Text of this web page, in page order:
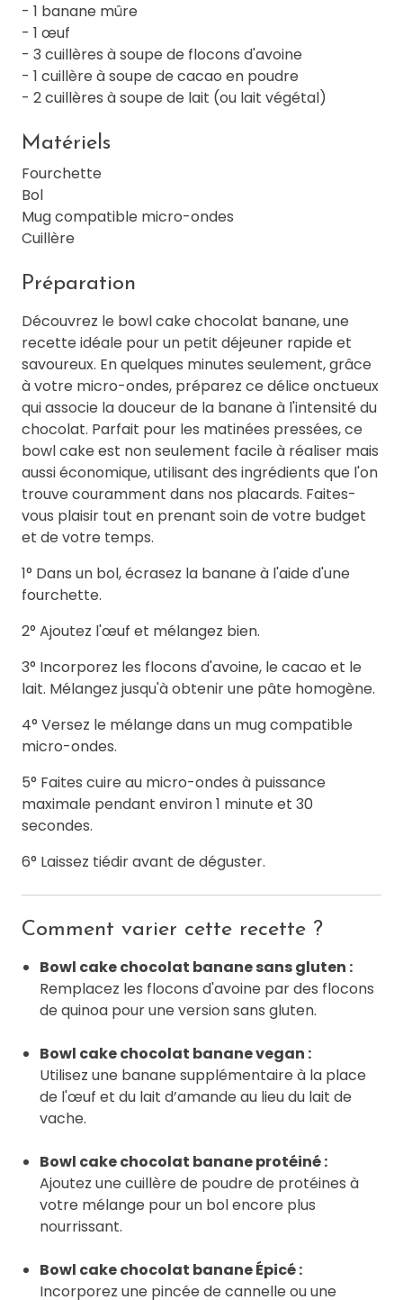
- 1 banane mûre
- 1 œuf
- 3 cuillères à soupe de flocons d'avoine
- 1 cuillère à soupe de cacao en poudre
- 2 cuillères à soupe de lait (ou lait végétal)
Matériels
Fourchette
Bol
Mug compatible micro-ondes
Cuillère
Préparation
Découvrez le bowl cake chocolat banane, une
recette idéale pour un petit déjeuner rapide et
savoureux. En quelques minutes seulement, grâce
à votre micro-ondes, préparez ce délice onctueux
qui associe la douceur de la banane à l'intensité du
chocolat. Parfait pour les matinées pressées, ce
bowl cake est non seulement facile à réaliser mais
aussi économique, utilisant des ingrédients que l'on
trouve couramment dans nos placards. Faites-
vous plaisir tout en prenant soin de votre budget
et de votre temps.
1° Dans un bol, écrasez la banane à l'aide d'une
fourchette.
2° Ajoutez l'œuf et mélangez bien.
3° Incorporez les flocons d'avoine, le cacao et le
lait. Mélangez jusqu'à obtenir une pâte homogène.
4° Versez le mélange dans un mug compatible
micro-ondes.
5° Faites cuire au micro-ondes à puissance
maximale pendant environ 1 minute et 30
secondes.
6° Laissez tiédir avant de déguster.
Comment varier cette recette ?
Bowl cake chocolat banane sans gluten :
Remplacez les flocons d'avoine par des flocons
de quinoa pour une version sans gluten.
Bowl cake chocolat banane vegan :
Utilisez une banane supplémentaire à la place
de l'œuf et du lait d’amande au lieu du lait de
vache.
Bowl cake chocolat banane protéiné :
Ajoutez une cuillère de poudre de protéines à
votre mélange pour un bol encore plus
nourrissant.
Bowl cake chocolat banane Épicé :
Incorporez une pincée de cannelle ou une